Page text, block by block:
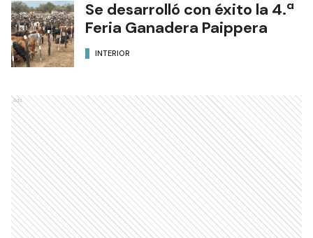
Se desarrolló con éxito la 4.ª
Feria Ganadera Paippera
INTERIOR
Ads